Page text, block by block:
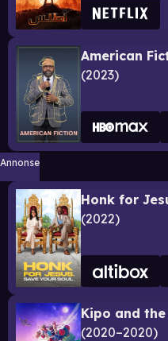
American
2023
Annonse
Honk for
2022
2020–2020